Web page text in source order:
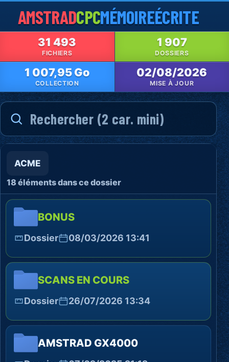
AMSTRADCPCMÉMOIREÉCRITE
31 493
FICHIERS
1 907
DOSSIERS
1 007,95 Go
COLLECTION
02/08/2026
MISE À JOUR
ACME
18 éléments dans ce dossier
BONUS
Dossier 08/03/2026 13:41
SCANS EN COURS
Dossier 26/07/2026 13:34
AMSTRAD GX4000